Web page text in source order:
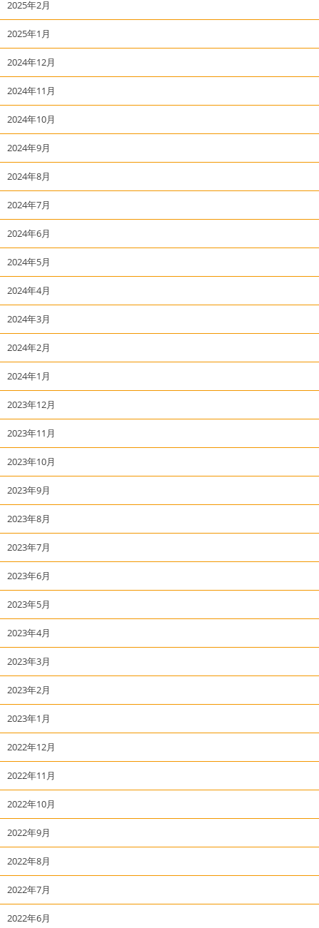
2025年2月
2025年1月
2024年12月
2024年11月
2024年10月
2024年9月
2024年8月
2024年7月
2024年6月
2024年5月
2024年4月
2024年3月
2024年2月
2024年1月
2023年12月
2023年11月
2023年10月
2023年9月
2023年8月
2023年7月
2023年6月
2023年5月
2023年4月
2023年3月
2023年2月
2023年1月
2022年12月
2022年11月
2022年10月
2022年9月
2022年8月
2022年7月
2022年6月